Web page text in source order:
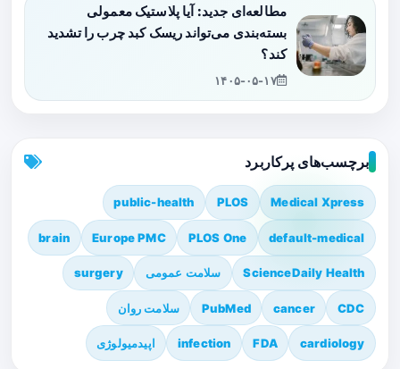
مطالعه‌ای جدید: آیا پلاستیک معمولی
بسته‌بندی می‌تواند ریسک کبد چرب را تشدید
کند؟
۱۴۰۵-۰۵-۱۷
برچسب‌های پرکاربرد
Medical Xpress
PLOS
public-health
default-medical
PLOS One
Europe PMC
brain
ScienceDaily Health سلامت عمومی surgery
CDC
cancer
PubMed سلامت روان
cardiology
FDA
infection اپیدمیولوژی